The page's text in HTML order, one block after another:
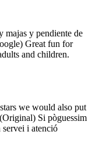
majas y pendiente de
Great fun for
and children.
we would also put
Si pòguessim
servei i atenció